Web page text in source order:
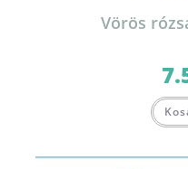
Vörös